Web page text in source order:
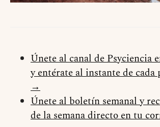
Únete al canal de Psyciencia
y entérate al instante de
→
Únete al boletín semanal y
de la semana directo en tu